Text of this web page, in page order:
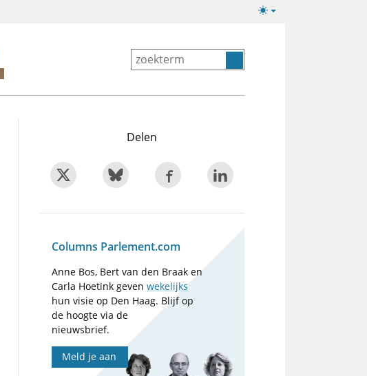
Lichte/donkere
Delen
Columns Parlement.com
Anne Bos, Bert van den Braak en
Carla Hoetink gevenwekelijks
hun visie op Den Haag. Blijf op
de hoogte via de
nieuwsbrief.
Meld je aan